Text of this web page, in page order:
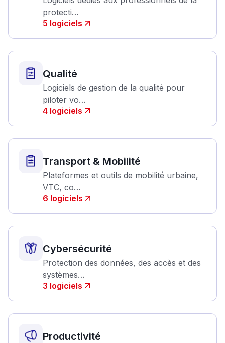
protecti…
5 logiciels
Qualité
Logiciels de gestion de la qualité pour
piloter vo…
4 logiciels
Transport & Mobilité
Plateformes et outils de mobilité urbaine,
VTC, co…
6 logiciels
Cybersécurité
Protection des données, des accès et des
systèmes…
3 logiciels
Productivité